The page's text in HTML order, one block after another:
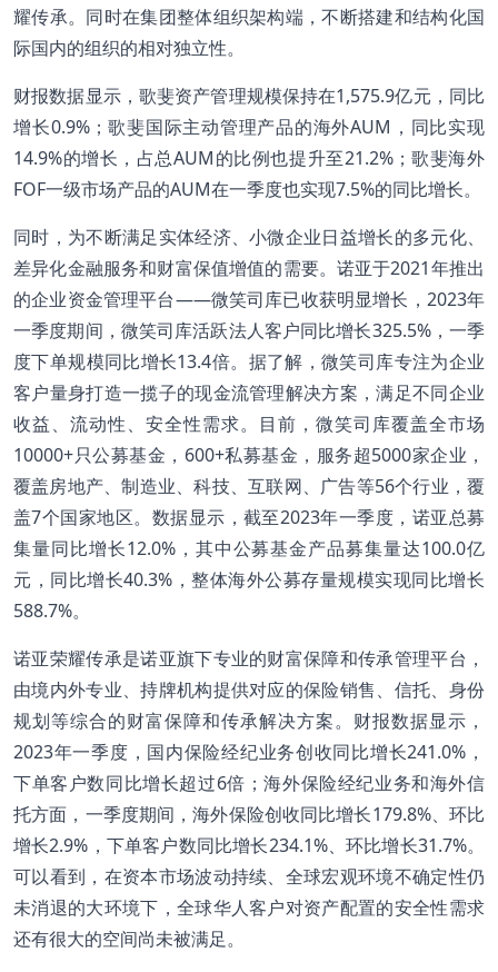
耀传承。同时在集团整体组织架构端，不断搭建和结构化国
际国内的组织的相对独立性。
财报数据显示，歌斐资产管理规模保持在1,575.9亿元，同比
增长0.9%；歌斐国际主动管理产品的海外AUM，同比实现
14.9%的增长，占总AUM的比例也提升至21.2%；歌斐海外
FOF一级市场产品的AUM在一季度也实现7.5%的同比增长。
同时，为不断满足实体经济、小微企业日益增长的多元化、
差异化金融服务和财富保值增值的需要。诺亚于2021年推出
的企业资金管理平台——微笑司库已收获明显增长，2023年
一季度期间，微笑司库活跃法人客户同比增长325.5%，一季
度下单规模同比增长13.4倍。据了解，微笑司库专注为企业
客户量身打造一揽子的现金流管理解决方案，满足不同企业
收益、流动性、安全性需求。目前，微笑司库覆盖全市场
10000+只公募基金，600+私募基金，服务超5000家企业，
覆盖房地产、制造业、科技、互联网、广告等56个行业，覆
盖7个国家地区。数据显示，截至2023年一季度，诺亚总募
集量同比增长12.0%，其中公募基金产品募集量达100.0亿
元，同比增长40.3%，整体海外公募存量规模实现同比增长
588.7%。
诺亚荣耀传承是诺亚旗下专业的财富保障和传承管理平台，
由境内外专业、持牌机构提供对应的保险销售、信托、身份
规划等综合的财富保障和传承解决方案。财报数据显示，
2023年一季度，国内保险经纪业务创收同比增长241.0%，
下单客户数同比增长超过6倍；海外保险经纪业务和海外信
托方面，一季度期间，海外保险创收同比增长179.8%、环比
增长2.9%，下单客户数同比增长234.1%、环比增长31.7%。
可以看到，在资本市场波动持续、全球宏观环境不确定性仍
未消退的大环境下，全球华人客户对资产配置的安全性需求
还有很大的空间尚未被满足。